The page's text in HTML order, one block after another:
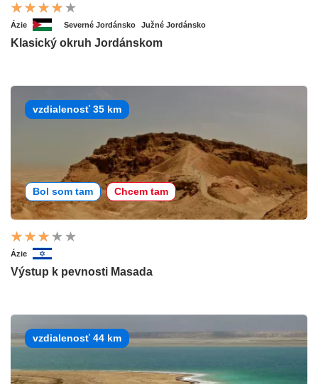
Ázie Severné Jordánsko Južné Jordánsko
Klasický okruh Jordánskom
vzdialenosť 35 km
Bol som tam Chcem tam
Ázie
Výstup k pevnosti Masada
vzdialenosť 44 km